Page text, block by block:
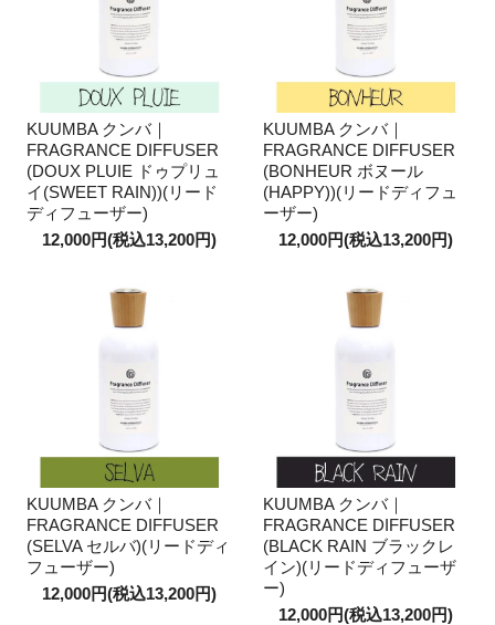
KUUMBA クンバ｜
FRAGRANCE DIFFUSER
(DOUX PLUIE ドゥプリュ
イ(SWEET RAIN))(リード
ディフューザー)
12,000円(税込13,200円)
KUUMBA クンバ｜
FRAGRANCE DIFFUSER
(BONHEUR ボヌール
(HAPPY))(リードディフュ
ーザー)
12,000円(税込13,200円)
KUUMBA クンバ｜
FRAGRANCE DIFFUSER
(SELVA セルバ)(リードディ
フューザー)
12,000円(税込13,200円)
KUUMBA クンバ｜
FRAGRANCE DIFFUSER
(BLACK RAIN ブラックレ
イン)(リードディフューザ
ー)
12,000円(税込13,200円)